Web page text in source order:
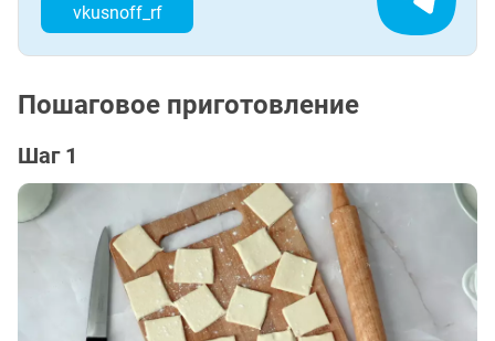
vkusnoff_rf
Пошаговое приготовление
Шаг 1